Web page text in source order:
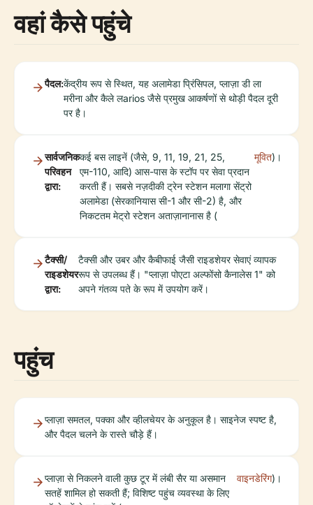
वहां कैसे पहुंचे
पैदल:केंद्रीय रूप से स्थित, यह अलामेडा प्रिंसिपल, प्लाज़ा डी ला
मरीना और कैले लarios जैसे प्रमुख आकर्षणों से थोड़ी पैदल दूरी
पर है।
सार्वजनिक
परिवहन
द्वारा:
कई बस लाइनें (जैसे, 9, 11, 19, 21, 25,
एम-110, आदि) आस-पास के स्टॉप पर सेवा प्रदान
करती हैं। सबसे नज़दीकी ट्रेन स्टेशन मलागा सेंट्रो
अलामेडा (सेरकानियास सी-1 और सी-2) है, और
निकटतम मेट्रो स्टेशन अताज़ानानास है (
मूवित)।
टैक्सी/
राइडशेयर
द्वारा:
टैक्सी और उबर और कैबीफाई जैसी राइडशेयर सेवाएं व्यापक
रूप से उपलब्ध हैं। "प्लाज़ा पोएटा अल्फोंसो कैनालेस 1" को
अपने गंतव्य पते के रूप में उपयोग करें।
पहुंच
प्लाज़ा समतल, पक्का और व्हीलचेयर के अनुकूल है। साइनेज स्पष्ट है,
और पैदल चलने के रास्ते चौड़े हैं।
प्लाज़ा से निकलने वाली कुछ टूर में लंबी सैर या असमान
सतहें शामिल हो सकती हैं; विशिष्ट पहुंच व्यवस्था के लिए
वाइनडेरिंग)।